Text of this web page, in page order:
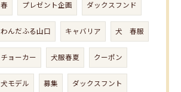
春 プレゼント企画 ダックスフンド
わんだふる山口 キャバリア 犬 春服
チョーカー 犬服春夏 クーポン
犬モデル 募集 ダックスフント